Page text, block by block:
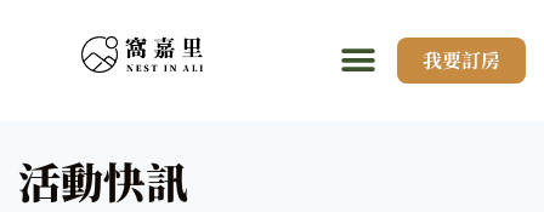
我要訂房
活動快訊